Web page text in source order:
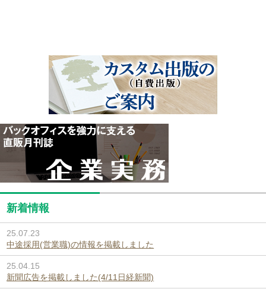
新着情報
25.07.23
中途採用(営業職)の情報を掲載しました
25.04.15
新聞広告を掲載しました(4/11日経新聞)